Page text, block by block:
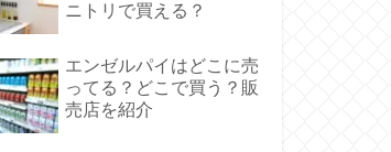
ニトリで買える？
エンゼルパイはどこに売
ってる？どこで買う？販
売店を紹介